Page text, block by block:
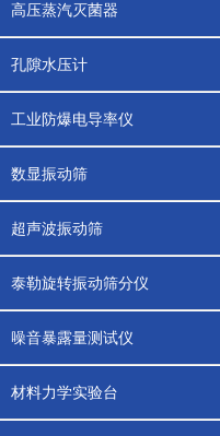
高压蒸汽灭菌器
孔隙水压计
工业防爆电导率仪
数显振动筛
超声波振动筛
泰勒旋转振动筛分仪
噪音暴露量测试仪
材料力学实验台